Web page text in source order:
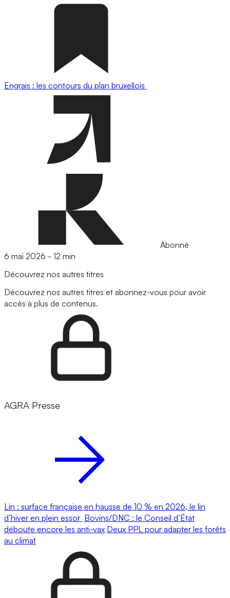
Engrais : les contours du plan bruxellois
Abonné
6 mai 2026 - 12 min
Découvrez nos autres titres
Découvrez nos autres titres et abonnez-vous pour avoir
accès à plus de contenus.
AGRA Presse
Lin : surface française en hausse de 10 % en 2026, le lin
d’hiver en plein essor Bovins/DNC : le Conseil d’État
déboute encore les anti-vax Deux PPL pour adapter les forêts
au climat